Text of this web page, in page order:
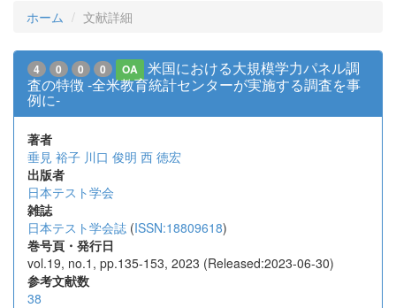
ホーム 文献詳細
4 0 0 0 OA
米国における大規模学力パネル調
査の特徴 -全米教育統計センターが実施する調査を事
例に-
著者
垂見 裕子 川口 俊明 西 徳宏
出版者
日本テスト学会
雑誌
日本テスト学会誌 (ISSN:18809618)
巻号頁・発行日
vol.19, no.1, pp.135-153, 2023 (Released:2023-06-30)
参考文献数
38